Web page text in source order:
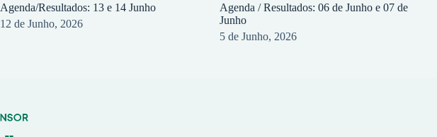
Agenda/Resultados: 13 e 14 Junho
12 de Junho, 2026
Agenda / Resultados: 06 de Junho e 07 de
Junho
5 de Junho, 2026